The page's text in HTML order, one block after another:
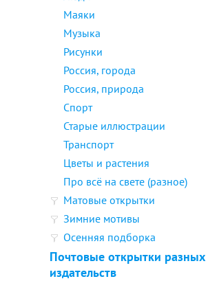
Маяки
Музыка
Рисунки
Россия, города
Россия, природа
Спорт
Старые иллюстрации
Транспорт
Цветы и растения
Про всё на свете (разное)
Матовые открытки
Зимние мотивы
Осенняя подборка
Почтовые открытки разных
издательств